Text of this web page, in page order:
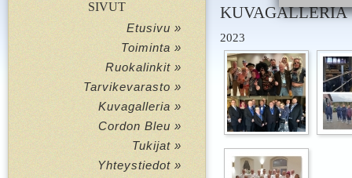
SIVUT
Etusivu »
Toiminta »
Ruokalinkit »
Tarvikevarasto »
Kuvagalleria »
Cordon Bleu »
Tukijat »
Yhteystiedot »
KUVAGALLERIA
2023